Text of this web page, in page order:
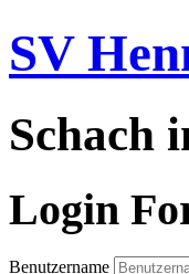
SV
Schach
Login
Benutzername